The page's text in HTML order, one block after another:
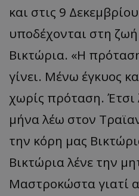
και στις 9
υποδέχονται στη
Βικτώρια. «Η
γίνει. Μένω έγκυος
χωρίς πρόταση. Έτσι
μήνα λέω στον
την κόρη μας
Βικτώρια λένε την
Μαστροκώσταγιατί